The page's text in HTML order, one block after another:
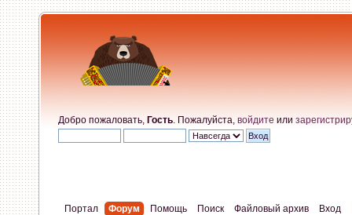
Добро пожаловать, Гость . Пожалуйста, войдите или
Портал Форум Помощь Поиск Файловый архив Вход